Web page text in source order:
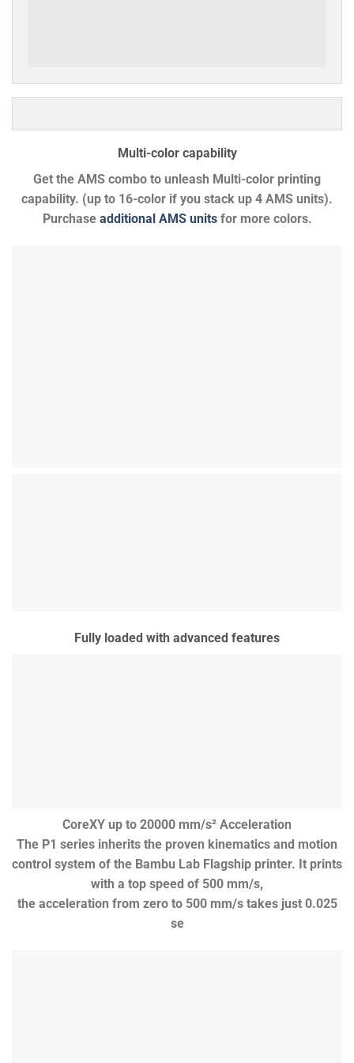
Multi-color capability
Get the AMS combo to unleash Multi-color printing
capability. (up to 16-color if you stack up 4 AMS units).
Purchase additional AMS unitsfor more colors.
Fully loaded with advanced features
CoreXY up to 20000 mm/s² Acceleration
The P1 series inherits the proven kinematics and motion
control system of the Bambu Lab Flagship printer. It prints
with a top speed of 500 mm/s,
the acceleration from zero to 500 mm/s takes just 0.025
se